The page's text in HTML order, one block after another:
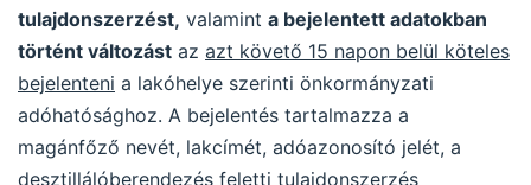
tulajdonszerzést, valamint a bejelentett adatokban
történt változást az azt követő 15 napon belül köteles
bejelenteni a lakóhelye szerinti önkormányzati
adóhatósághoz. A bejelentés tartalmazza a
magánfőző nevét, lakcímét, adóazonosító jelét, a
desztillálóberendezés feletti tulajdonszerzés